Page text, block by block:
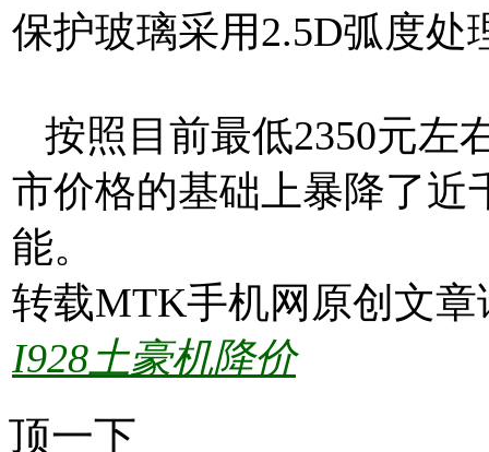
保护玻璃采用2.5D弧度
按照目前最低2350元左
市价格的基础上暴降了近
能。
转载MTK手机网原创文
I928土豪机降价
顶一下